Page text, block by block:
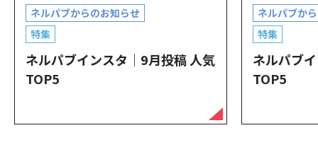
ネルパブからのお知らせ
特集
ネルパブインスタ｜9月投稿 人気
TOP5
ネルパブか
特集
ネルパブ
TOP5